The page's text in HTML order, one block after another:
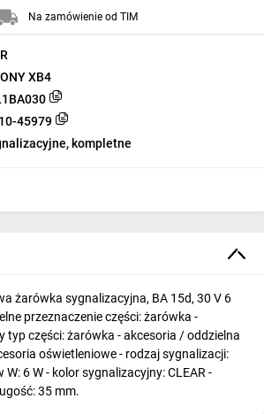
XB4
45979
kompletne
Na zamówienie od TIM
żarówka sygnalizacyjna, BA 15d, 30 V 6
przeznaczenie części: żarówka -
typ części: żarówka - akcesoria / oddzielna
oświetleniowe - rodzaj sygnalizacji:
6 W - kolor sygnalizacyjny: CLEAR -
35 mm.